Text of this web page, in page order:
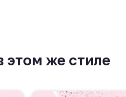
этом же стиле